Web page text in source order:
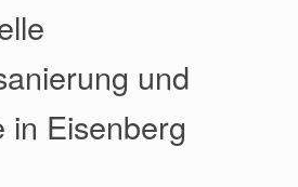
und
in Eisenberg